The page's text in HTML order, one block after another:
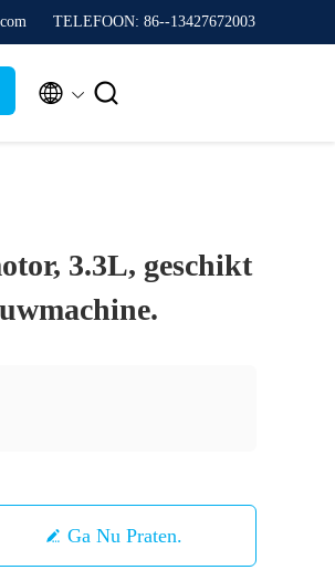
TELEFOON: 86--13427672003
 
3.3L, geschikt
Ga Nu Praten.